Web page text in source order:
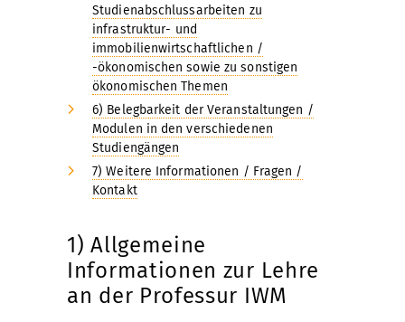
Studienabschlussarbeiten zu
infrastruktur- und
immobilienwirtschaftlichen /
-ökonomischen sowie zu sonstigen
ökonomischen Themen
6) Belegbarkeit der Veranstaltungen /
Modulen in den verschiedenen
Studiengängen
7) Weitere Informationen / Fragen /
Kontakt
1) Allgemeine
Informationen zur Lehre
an der Professur IWM